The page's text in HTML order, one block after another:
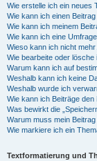
Wie erstelle ich ein neues
Wie kann ich einen
Wie kann ich meinem
Wie kann ich eine
Wieso kann ich nicht
Wie bearbeite oder lösche
Warum kann ich auf
Weshalb kann ich keine
Weshalb wurde ich
Wie kann ich Beiträge
Was bewirkt die
Warum muss mein
Wie markiere ich ein
Textformatierung und